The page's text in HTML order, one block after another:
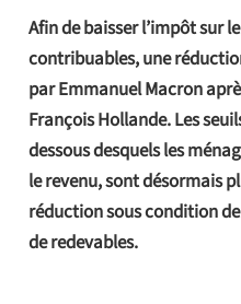
Afin de baisser l’impôt sur
contribuables, une
par Emmanuel Macron
François Hollande. Les
dessous desquels les
le revenu, sont désormais
réduction sous condition
de redevables.